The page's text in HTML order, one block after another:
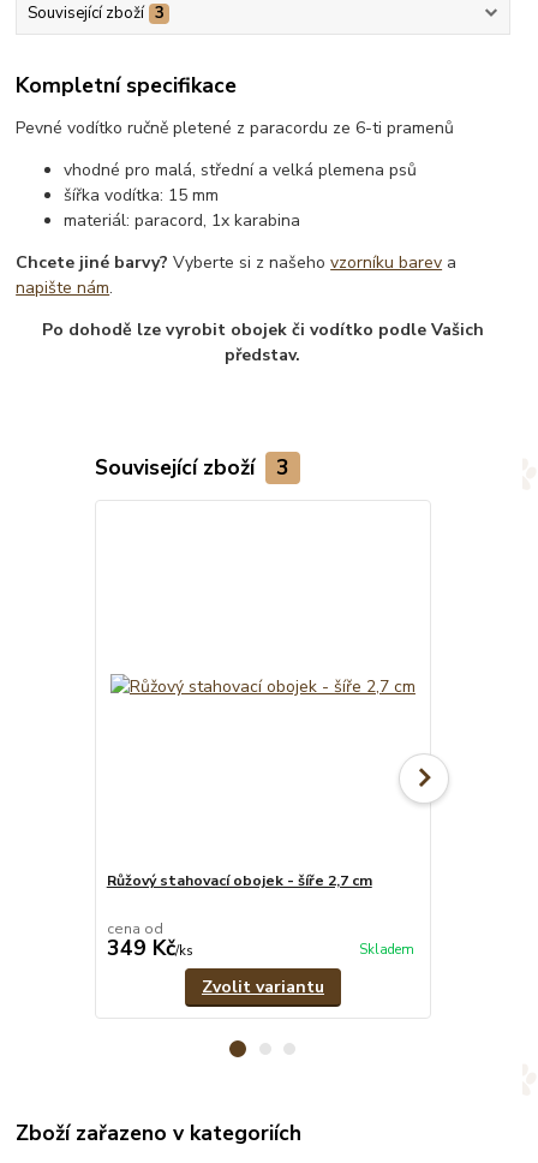
Související zboží 3
Kompletní specifikace
Pevné vodítko ručně pletené z paracordu ze 6-ti pramenů
vhodné pro malá, střední a velká plemena psů
šířka vodítka: 15 mm
materiál: paracord, 1x karabina
Chcete jiné barvy? Vyberte si z našehovzorníku barev a
napište nám.
Po dohodě lze vyrobit obojek či vodítko podle Vašich
představ.
Související zboží 3
Růžový stahovací obojek - šíře 2,7 cm
cena od
349 Kč/ks Skladem
Zvolit variantu
Zboží zařazeno v kategoriích